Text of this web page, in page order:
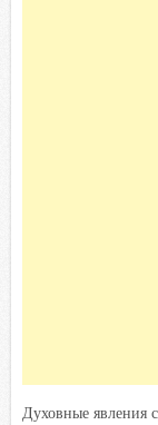
Духовные явления